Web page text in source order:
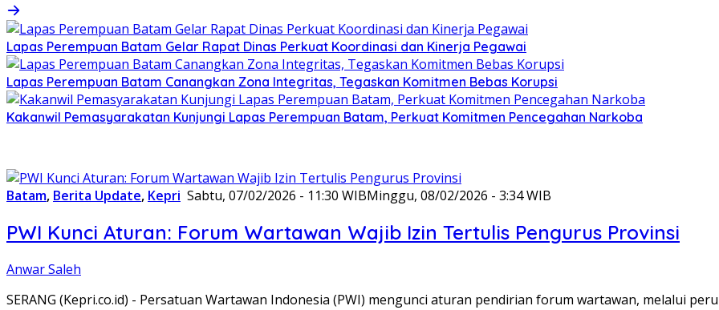
Lapas Perempuan Batam Gelar Rapat Dinas Perkuat Koordinasi dan Kinerja Pegawai
Lapas Perempuan Batam Canangkan Zona Integritas, Tegaskan Komitmen Bebas Korupsi
Kakanwil Pemasyarakatan Kunjungi Lapas Perempuan Batam, Perkuat Komitmen Pencegahan Narkoba
Batam, Berita Update, Kepri Sabtu, 07/02/2026 - 11:30 WIBMinggu, 08/02/2026 - 3:34 WIB
PWI Kunci Aturan: Forum Wartawan Wajib Izin Tertulis Pengurus Provinsi
Anwar Saleh
SERANG (Kepri.co.id) - Persatuan Wartawan Indonesia (PWI) mengunci aturan pendirian forum wartawan, melalui